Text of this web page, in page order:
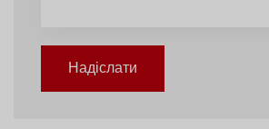
Надіслати